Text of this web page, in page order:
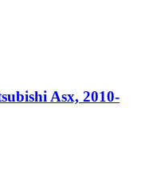
Asx, 2010-